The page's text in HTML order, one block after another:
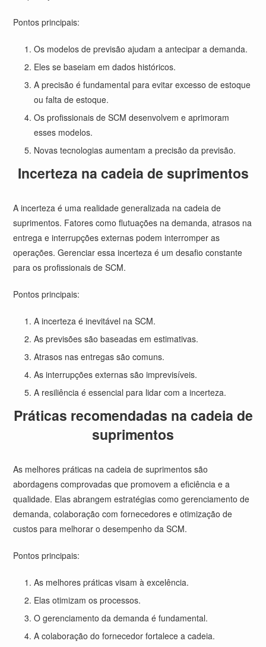
Pontos principais:
Os modelos de previsão ajudam a antecipar a demanda.
Eles se baseiam em dados históricos.
A precisão é fundamental para evitar excesso de estoque
ou falta de estoque.
Os profissionais de SCM desenvolvem e aprimoram
esses modelos.
Novas tecnologias aumentam a precisão da previsão.
Incerteza na cadeia de suprimentos
A incerteza é uma realidade generalizada na cadeia de
suprimentos. Fatores como flutuações na demanda, atrasos na
entrega e interrupções externas podem interromper as
operações. Gerenciar essa incerteza é um desafio constante
para os profissionais de SCM.
Pontos principais:
A incerteza é inevitável na SCM.
As previsões são baseadas em estimativas.
Atrasos nas entregas são comuns.
As interrupções externas são imprevisíveis.
A resiliência é essencial para lidar com a incerteza.
Práticas recomendadas na cadeia de
suprimentos
As melhores práticas na cadeia de suprimentos são
abordagens comprovadas que promovem a eficiência e a
qualidade. Elas abrangem estratégias como gerenciamento de
demanda, colaboração com fornecedores e otimização de
custos para melhorar o desempenho da SCM.
Pontos principais:
As melhores práticas visam à excelência.
Elas otimizam os processos.
O gerenciamento da demanda é fundamental.
A colaboração do fornecedor fortalece a cadeia.